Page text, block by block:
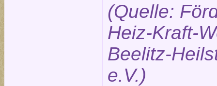
(Quelle:
Heiz-Kraft-
Beelitz-
e.V.)